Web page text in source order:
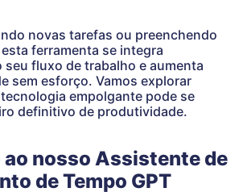
novas tarefas ou preenchendo
ferramenta se integra
seu fluxo de trabalho e aumenta
sem esforço. Vamos explorar
empolgante pode se
definitivo de produtividade.
nosso Assistente de
de Tempo GPT